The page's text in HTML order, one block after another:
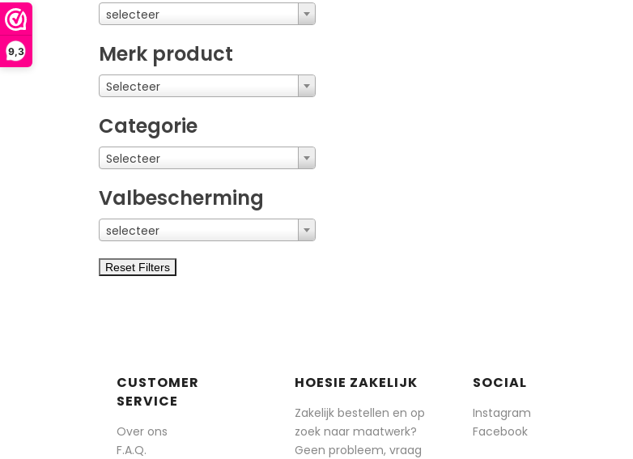
9,3
selecteer
Merk product
Selecteer
Categorie
Selecteer
Valbescherming
selecteer
Reset Filters
CUSTOMER
SERVICE
Over ons
F.A.Q.
HOESIE ZAKELIJK
Zakelijk bestellen en op
zoek naar maatwerk?
Geen probleem, vraag
SOCIAL
Instagram
Facebook